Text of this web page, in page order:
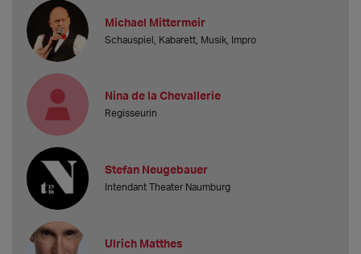
Michael Mittermeir
Schauspiel, Kabarett, Musik, Impro
Nina de la Chevallerie
Regisseurin
Stefan Neugebauer
Intendant Theater Naumburg
Ulrich Matthes